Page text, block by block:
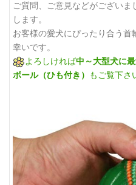
ご質問、ご意見などがございま
します。
お客様の愛犬にぴったり合う首
幸いです。
よろしければ中～大型犬に
ボール（ひも付き）
もご覧下さ